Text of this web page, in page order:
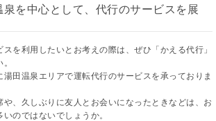
を中心として、代行のサービスを展
を利用したいとお考えの際は、ぜひ「かえる代行」
田温泉エリアで運転代行のサービスを承っておりま
、久しぶりに友人とお会いになったときなどは、お
のではないでしょうか。